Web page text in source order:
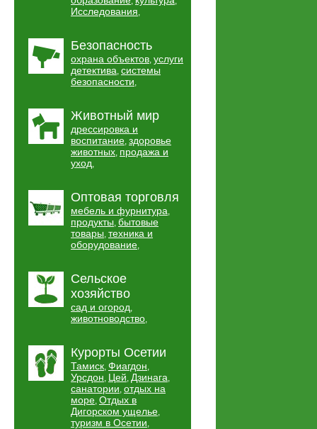
Исследования,
Безопасность
охрана объектов, услуги
детектива, системы
безопасности,
Животный мир
дрессировка и
воспитание, здоровье
животных, продажа и
уход,
Оптовая торговля
мебель и фурнитура,
продукты, бытовые
товары, техника и
оборудование,
Сельское
хозяйство
сад и огород,
животноводство,
Курорты Осетии
Тамиск, Фиагдон,
Урсдон, Цей, Дзинага,
санатории, отдых на
море, Отдых в
Дигорском ущелье,
туризм в Осетии,